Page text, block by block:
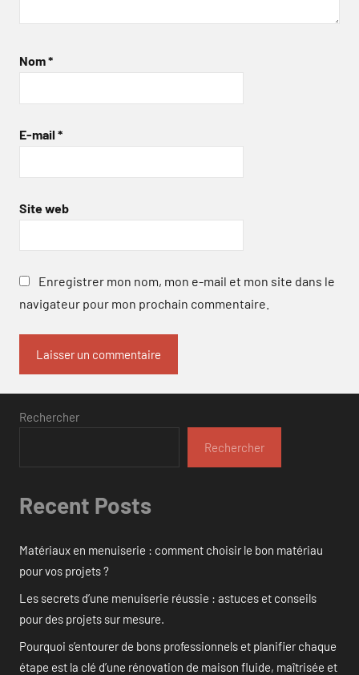
Nom*
E-mail *
Site web
Enregistrer mon nom, mon e-mail et mon site dans le
navigateur pour mon prochain commentaire.
Rechercher
Rechercher
Recent Posts
Matériaux en menuiserie : comment choisir le bon matériau
pour vos projets ?
Les secrets d’une menuiserie réussie : astuces et conseils
pour des projets sur mesure.
Pourquoi s’entourer de bons professionnels et planifier chaque
étape est la clé d’une rénovation de maison fluide, maîtrisée et